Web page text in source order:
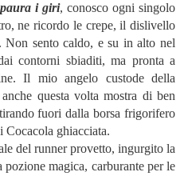
i giri, conosco ogni singolo
ne ricordo le crepe, il dislivello
Non sento caldo, e su in alto nel
contorni sbiaditi, ma pronta a
Il mio angelo custode della
questa volta mostra di ben
fuori dalla borsa frigorifero
Cocacola ghiacciata.
del runner provetto, ingurgito la
pozione magica, carburante per le